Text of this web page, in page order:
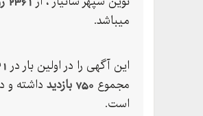
میباشد.
این آگهی را در اولین بار در
مجموع 750 بازدید داشته و
است.